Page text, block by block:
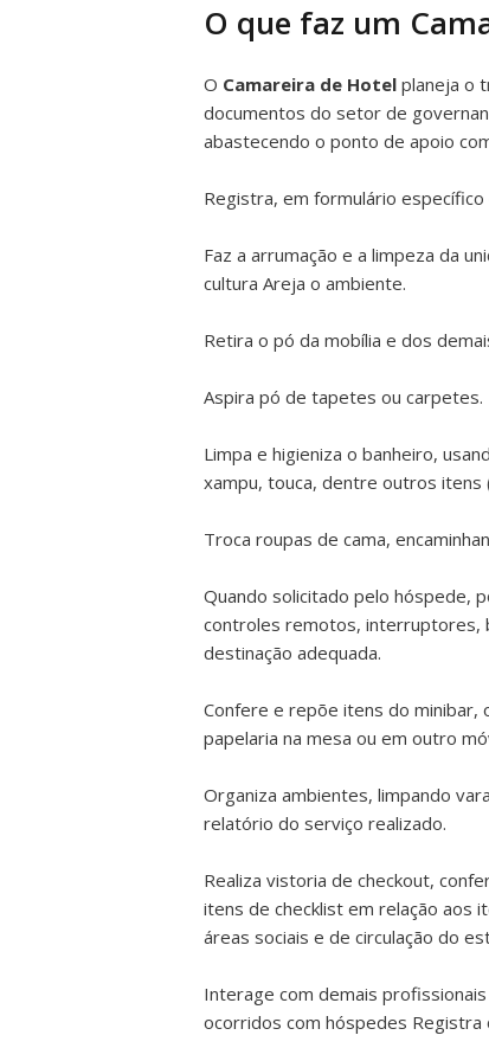
O que faz um
O Camareira de Hotel planeja o
documentos do setor de
abastecendo o ponto de apoio
Registra, em formulário
Faz a arrumação e a limpeza da
cultura Areja o ambiente.
Retira o pó da mobília e dos
Aspira pó de tapetes ou carpetes.
Limpa e higieniza o banheiro,
xampu, touca, dentre outros itens
Troca roupas de cama,
Quando solicitado pelo hóspede,
controles remotos, interruptores,
destinação adequada.
Confere e repõe itens do minibar,
papelaria na mesa ou em outro
Organiza ambientes, limpando
relatório do serviço realizado.
Realiza vistoria de checkout,
itens de checklist em relação aos
áreas sociais e de circulação do
Interage com demais
ocorridos com hóspedes